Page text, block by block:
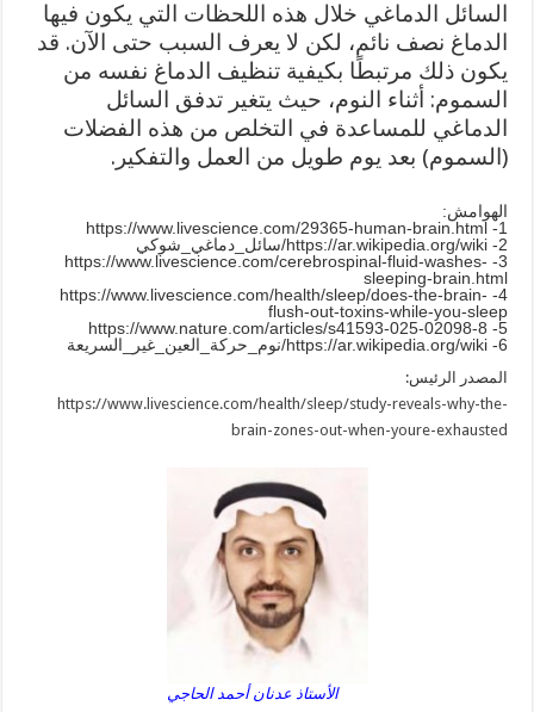
السائل الدماغي خلال هذه اللحظات التي يكون فيها
الدماغ نصف نائم، لكن لا يعرف السبب حتى الآن. قد
يكون ذلك مرتبطًا بكيفية تنظيف الدماغ نفسه من
السموم: أثناء النوم، حيث يتغير تدفق السائل
الدماغي للمساعدة في التخلص من هذه الفضلات
(السموم) بعد يوم طويل من العمل والتفكير.
الهوامش:
1- https://www.livescience.com/29365-human-brain.html
2- https://ar.wikipedia.org/wiki/سائل_دماغي_شوكي
3- https://www.livescience.com/cerebrospinal-fluid-washes-
sleeping-brain.html
4- https://www.livescience.com/health/sleep/does-the-brain-
flush-out-toxins-while-you-sleep
5- https://www.nature.com/articles/s41593-025-02098-8
6- https://ar.wikipedia.org/wiki/نوم_حركة_العين_غير_السريعة
المصدر الرئيس:
https://www.livescience.com/health/sleep/study-reveals-why-the-
brain-zones-out-when-youre-exhausted
الأستاذ عدنان أحمد الحاجي